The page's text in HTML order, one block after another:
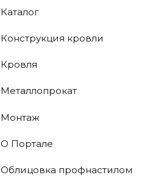
Каталог
Конструкция кровли
Кровля
Металлопрокат
Монтаж
О Портале
Облицовка профнастилом